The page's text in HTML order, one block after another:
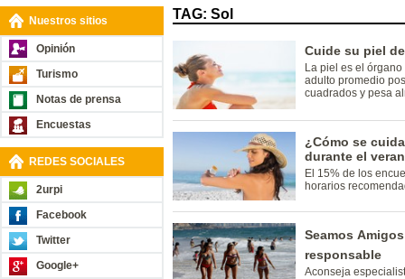
Nuestros sitios
Opinión
Turismo
Notas de prensa
Encuestas
REDES SOCIALES
2urpi
Facebook
Twitter
Google+
TAG: Sol
Cuide su piel
La piel es el
adulto promedio
cuadrados y pesa
¿Cómo se
durante el
El 15% de los
horarios
Seamos
responsable
Aconseja